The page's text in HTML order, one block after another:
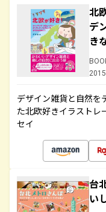
北
デ
き
デザイン雑貨と自然を
た北欧好きイラストレ
セイ
台
い